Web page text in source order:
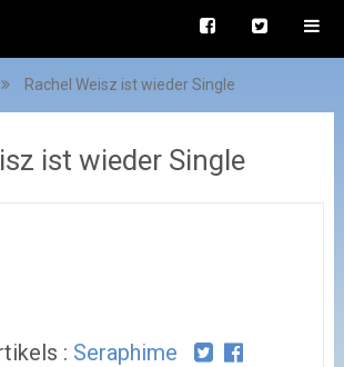
Rachel Weisz ist wieder Single
ist wieder Single
: Seraphime